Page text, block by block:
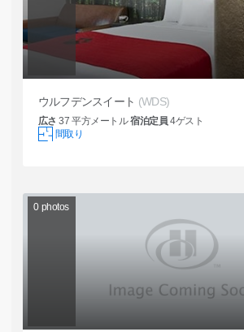
ウルフデンスイート (WDS)
広さ 37 平方メートル宿泊定員 4ゲスト
間取り
0 photos